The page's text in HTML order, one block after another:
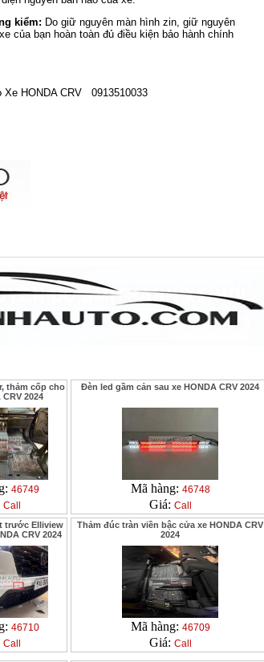
kiểm: Do giữ nguyên màn hình zin, giữ nguyên
của bạn hoàn toàn đủ điều kiện bảo hành chính
Xe HONDA CRV 0913510033
thảm cốp cho
CRV 2024
46749
Call
Đèn led gầm cản sau xe HONDA CRV 2024
Mã hàng: 46748
Giá: Call
trước Elliview
CRV 2024
46710
Call
Thảm đúc tràn viền bậc cửa xe HONDA CRV
2024
Mã hàng: 46709
Giá: Call